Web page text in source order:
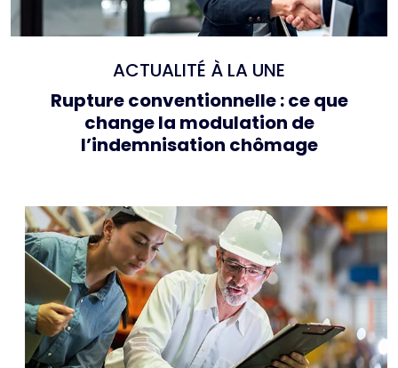
ACTUALITÉ À LA UNE
Rupture conventionnelle : ce que
change la modulation de
l’indemnisation chômage